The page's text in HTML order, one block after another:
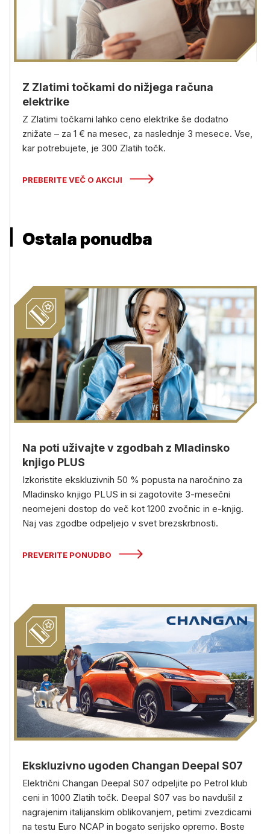
Z Zlatimi točkami do nižjega računa
elektrike
Z Zlatimi točkami lahko ceno elektrike še dodatno
znižate – za 1 € na mesec, za naslednje 3 mesece. Vse,
kar potrebujete, je 300 Zlatih točk.
PREBERITE VEČ O AKCIJI
Ostala ponudba
Na poti uživajte v zgodbah z Mladinsko
knjigo PLUS
Izkoristite ekskluzivnih 50 % popusta na naročnino za
Mladinsko knjigo PLUS in si zagotovite 3-mesečni
neomejeni dostop do več kot 1200 zvočnic in e-knjig.
Naj vas zgodbe odpeljejo v svet brezskrbnosti.
PREVERITE PONUDBO
Ekskluzivno ugoden Changan Deepal S07
Električni Changan Deepal S07 odpeljite po Petrol klub
ceni in 1000 Zlatih točk. Deepal S07 vas bo navdušil z
nagrajenim italijanskim oblikovanjem, petimi zvezdicami
na testu Euro NCAP in bogato serijsko opremo. Boste